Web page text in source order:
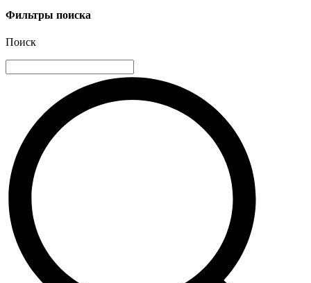
Фильтры поиска
Поиск